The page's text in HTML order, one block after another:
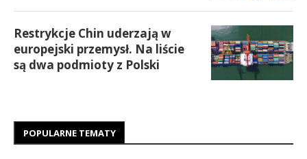
Restrykcje Chin uderzają w
europejski przemysł. Na liście
są dwa podmioty z Polski
POPULARNE TEMATY